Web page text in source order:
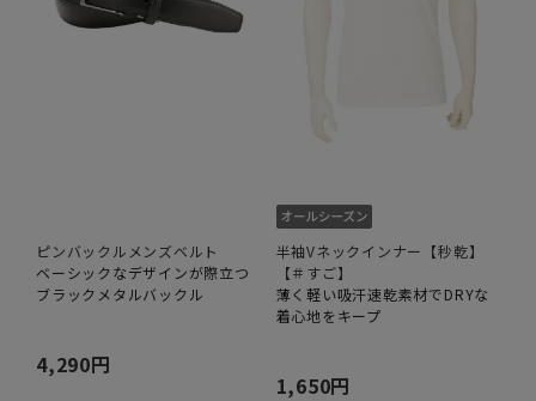
ピンバックルメンズベルト
ベーシックなデザインが際立つ
ブラックメタルバックル
4,290円
半袖Vネックインナー【秒乾】
【＃すご】
薄く軽い吸汗速乾素材でDRYな
着心地をキープ
1,650円